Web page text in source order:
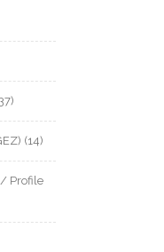
(14)
Profile